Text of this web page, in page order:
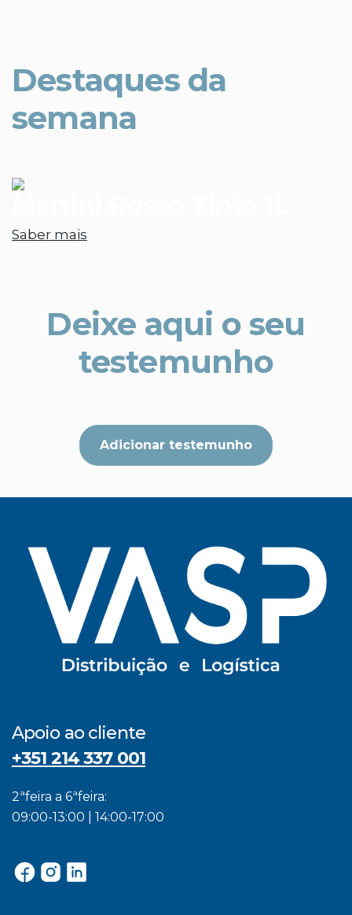
Destaques da
semana
Saber mais
Deixe aqui o seu
testemunho
Adicionar testemunho
Apoio ao cliente
+351 214 337 001
2ªfeira a 6ªfeira:
09:00-13:00 | 14:00-17:00